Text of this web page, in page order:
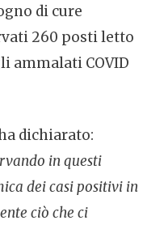
di cure
260 posti letto
ammalati COVID
dichiarato:
in questi
dei casi positivi in
ciò che ci